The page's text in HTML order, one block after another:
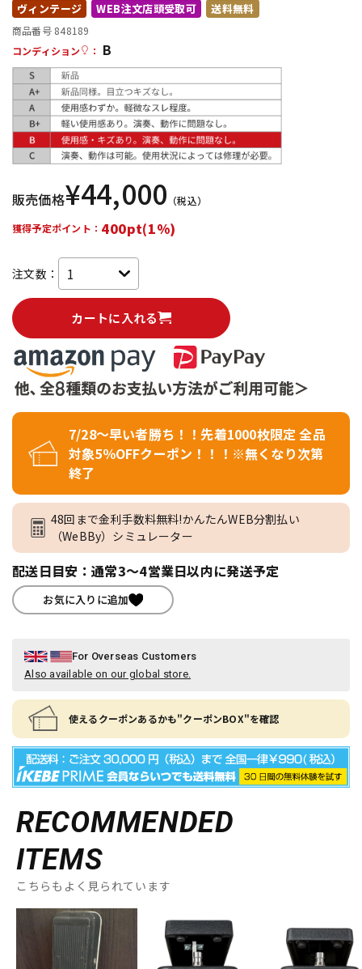
配信/ライブ機器
中古
ヴィンテージ WEB注文店頭受取可 送料無料
商品番号 848189
コンディション
： B
販売価格¥44,000 （税込）
獲得予定ポイント： 400pt(1%)
注文数：
カートに入れる
7/28～早い者勝ち！！先着1000枚限定 全品
対象5％OFFクーポン！！！※無くなり次第
終了
48回まで金利手数料無料!かんたんWEB分割払い
（WeBBy）シミュレーター
配送日目安：通常3～4営業日以内に発送予定
お気に入りに追加
For Overseas Customers
Also available on our global store.
使えるクーポンあるかも"クーポンBOX"を確認
RECOMMENDED
ITEMS
こちらもよく見られています